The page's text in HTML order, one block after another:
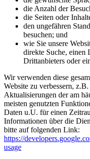
die Anzahl der
die Seiten oder
den ungefähren
besuchen; und
wie Sie unsere
direkte Suche, einen
Drittanbieters oder
Wir verwenden diese
Website zu verbessern,
Aktualisierungen der am
meisten genutzten
Daten u.U. für einen
Informationen über die
bitte auf folgenden Link:
https://
usage